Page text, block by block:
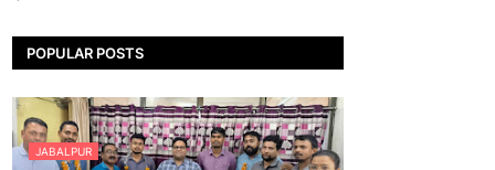
POPULAR POSTS
JABALPUR